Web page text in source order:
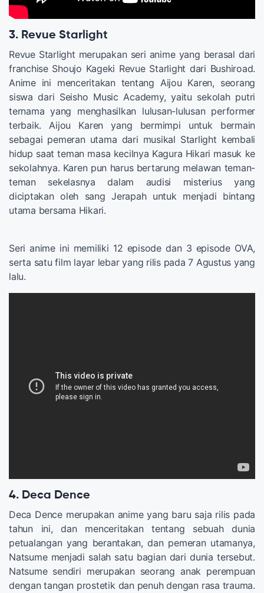
3. Revue Starlight
Revue Starlight merupakan seri anime yang berasal dari
franchise Shoujo Kageki Revue Starlight dari Bushiroad.
Anime ini menceritakan tentang Aijou Karen, seorang
siswa dari Seisho Music Academy, yaitu sekolah putri
ternama yang menghasilkan lulusan-lulusan performer
terbaik. Aijou Karen yang bermimpi untuk bermain
sebagai pemeran utama dari musikal Starlight kembali
hidup saat teman masa kecilnya Kagura Hikari masuk ke
sekolahnya. Karen pun harus bertarung melawan teman-
teman sekelasnya dalam audisi misterius yang
diciptakan oleh sang Jerapah untuk menjadi bintang
utama bersama Hikari.
Seri anime ini memiliki 12 episode dan 3 episode OVA,
serta satu film layar lebar yang rilis pada 7 Agustus yang
lalu.
4. Deca Dence
Deca Dence merupakan anime yang baru saja rilis pada
tahun ini, dan menceritakan tentang sebuah dunia
petualangan yang berantakan, dan pemeran utamanya,
Natsume menjadi salah satu bagian dari dunia tersebut.
Natsume sendiri merupakan seorang anak perempuan
dengan tangan prostetik dan penuh dengan rasa trauma.